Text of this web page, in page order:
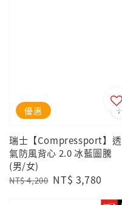
優惠
瑞士【Compressport】透
氣防風背心 2.0 冰藍圖騰
(男/女)
Regular
NT$ 4,200 Sale
NT$ 3,780